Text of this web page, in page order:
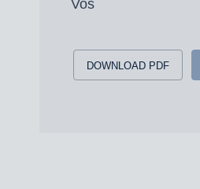
Vos
DOWNLOAD PDF